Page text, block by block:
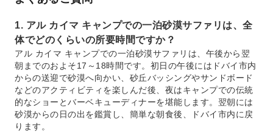
1. アル カイマ キャンプでの一泊砂漠サファリは、全
体でどのくらいの所要時間ですか？
アル カイマ キャンプでの一泊砂漠サファリは、午後から翌
朝までのおよそ17～18時間です。初日の午後にはドバイ市内
からの送迎で砂漠へ向かい、砂丘バッシングやサンドボード
などのアクティビティを楽しんだ後、夜はキャンプでの伝統
的なショーとバーベキューディナーを堪能します。翌朝には
砂漠からの日の出を鑑賞し、簡単な朝食後、ドバイ市内に戻
ります。